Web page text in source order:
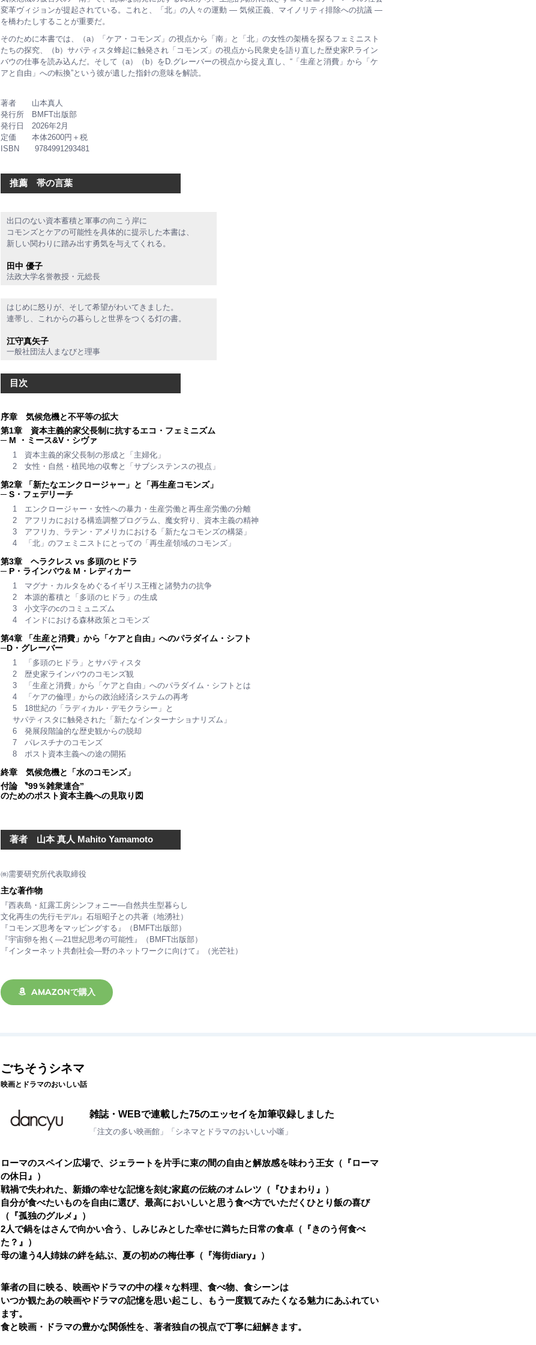
変革ヴィジョンが提起されている。これと、「北」の人々の運動 — 気候正義、マイノリティ排除への抗議 —
を橋わたしすることが重要だ。
そのために本書では、（a）「ケア・コモンズ」の視点から「南」と「北」の女性の架橋を探るフェミニスト
たちの探究、（b）サパティスタ蜂起に触発され「コモンズ」の視点から民衆史を語り直した歴史家P.ライン
バウの仕事を読み込んだ。そして（a）（b）をD.グレーバーの視点から捉え直し、“「生産と消費」から「ケ
アと自由」への転換”という彼が遺した指針の意味を解読。
著者 山本真人
発行所 BMFT出版部
発行日 2026年2月
定価 本体2600円＋税
ISBN 9784991293481
推薦 帯の言葉
出口のない資本蓄積と軍事の向こう岸に
コモンズとケアの可能性を具体的に提示した本書は、
新しい関わりに踏み出す勇気を与えてくれる。
田中 優子
法政大学名誉教授・元総長
はじめに怒りが、そして希望がわいてきました。
連帯し、これからの暮らしと世界をつくる灯の書。
江守真矢子
一般社団法人まなびと理事
目次
序章 気候危機と不平等の拡大
第1章 資本主義的家父長制に抗するエコ・フェミニズム
─ M ・ミース&V・シヴァ
1 資本主義的家父長制の形成と「主婦化」
2 女性・自然・植民地の収奪と「サブシステンスの視点」
第2章 「新たなエンクロージャー」と「再生産コモンズ」
─ S・フェデリーチ
1 エンクロージャー・女性への暴力・生産労働と再生産労働の分離
2 アフリカにおける構造調整プログラム、魔女狩り、資本主義の精神
3 アフリカ、ラテン・アメリカにおける「新たなコモンズの構築」
4 「北」のフェミニストにとっての「再生産領域のコモンズ」
第3章 ヘラクレス vs 多頭のヒドラ
─ P・ラインバウ& M・レディカー
1 マグナ・カルタをめぐるイギリス王権と諸勢力の抗争
2 本源的蓄積と「多頭のヒドラ」の生成
3 小文字のcのコミュニズム
4 インドにおける森林政策とコモンズ
第4章 「生産と消費」から「ケアと自由」へのパラダイム・シフト
─D・グレーバー
1 「多頭のヒドラ」とサパティスタ
2 歴史家ラインバウのコモンズ観
3 「生産と消費」から「ケアと自由」へのパラダイム・シフトとは
4 「ケアの倫理」からの政治経済システムの再考
5 18世紀の「ラディカル・デモクラシー」と
サパティスタに触発された「新たなインターナショナリズム」
6 発展段階論的な歴史観からの脱却
7 パレスチナのコモンズ
8 ポスト資本主義への途の開拓
終章 気候危機と「水のコモンズ」
付論 〝99％雑衆連合”
のためのポスト資本主義への見取り図
著者 山本 真人 Mahito Yamamoto
㈱需要研究所代表取締役
主な著作物
『西表島・紅露工房シンフォニー―自然共生型暮らし
文化再生の先行モデル』石垣昭子との共著（地湧社）
『コモンズ思考をマッピングする』（BMFT出版部）
『宇宙卵を抱く―21世紀思考の可能性』（BMFT出版部）
『インターネット共創社会―野のネットワークに向けて』（光芒社）
AMAZONで購入
ごちそうシネマ
映画とドラマのおいしい話
雑誌・WEBで連載した75のエッセイを加筆収録しました
「注文の多い映画館」「シネマとドラマのおいしい小噺」
ローマのスペイン広場で、ジェラートを片手に束の間の自由と解放感を味わう王女（『ローマ
の休日』）
戦禍で失われた、新婚の幸せな記憶を刻む家庭の伝統のオムレツ（『ひまわり』）
自分が食べたいものを自由に選び、最高においしいと思う食べ方でいただくひとり飯の喜び
（『孤独のグルメ』）
2人で鍋をはさんで向かい合う、しみじみとした幸せに満ちた日常の食卓（『きのう何食べ
た？』）
母の違う4人姉妹の絆を結ぶ、夏の初めの梅仕事（『海街diary』）
筆者の目に映る、映画やドラマの中の様々な料理、食べ物、食シーンは
いつか観たあの映画やドラマの記憶を思い起こし、もう一度観てみたくなる魅力にあふれてい
ます。
食と映画・ドラマの豊かな関係性を、著者独自の視点で丁寧に紐解きます。